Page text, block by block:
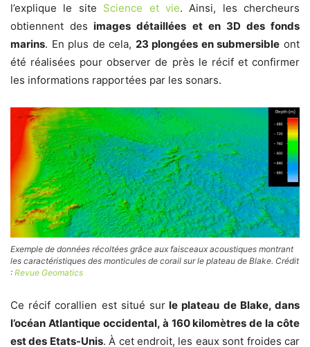
l’explique le site Science et vie. Ainsi, les chercheurs
obtiennent des images détaillées et en 3D des fonds
marins. En plus de cela, 23 plongées en submersible ont
été réalisées pour observer de près le récif et confirmer
les informations rapportées par les sonars.
Exemple de données récoltées grâce aux faisceaux acoustiques montrant
les caractéristiques des monticules de corail sur le plateau de Blake. Crédit
: Revue Geomatics
Ce récif corallien est situé sur le plateau de Blake, dans
l’océan Atlantique occidental, à 160 kilomètres de la côte
est des Etats-Unis. À cet endroit, les eaux sont froides car